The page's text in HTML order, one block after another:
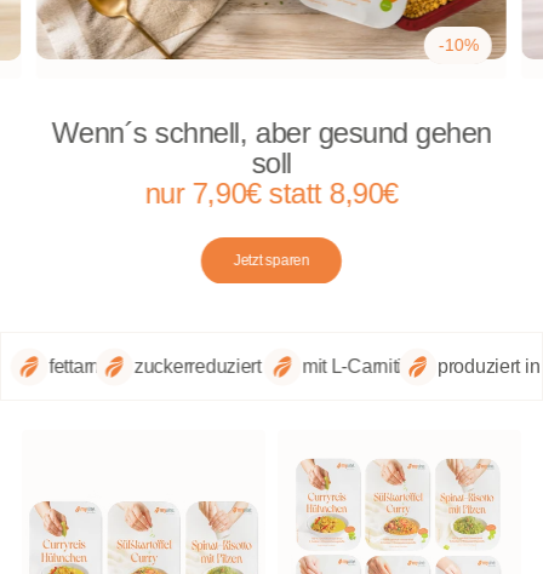
-10%
Wenn´s schnell, aber gesund gehen
soll
nur 7,90€ statt 8,90€
Jetzt sparen
fettarm zuckerreduziert mit L-Carnitin produziert